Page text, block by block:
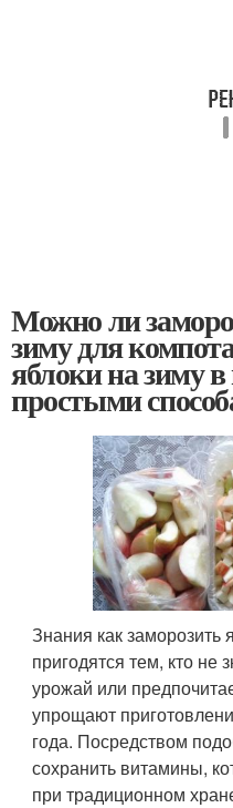
Можно ли
зиму для
яблоки на зиму
простыми
Знания как заморозить
пригодятся тем, кто не
урожай или
упрощают
года. Посредством
сохранить витамины,
при традиционном